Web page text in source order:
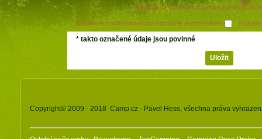
souhlasím se zasíláním informačních mailů
souhlasím s podmínkami provozovatele těchto stránek
* takto označené údaje jsou povinné
Copyright© 2009 - 2018 Camp.cz - Pavel Hess, všechna práva